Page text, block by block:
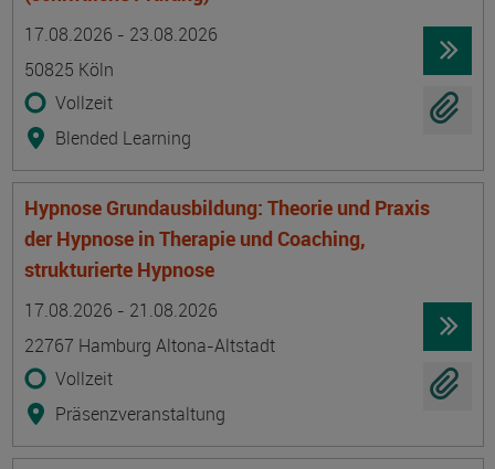
17.08.2026 - 23.08.2026
50825 Köln
Vollzeit
Blended Learning
Hypnose Grundausbildung: Theorie und Praxis
der Hypnose in Therapie und Coaching,
strukturierte Hypnose
17.08.2026 - 21.08.2026
22767 Hamburg Altona-Altstadt
Vollzeit
Präsenzveranstaltung